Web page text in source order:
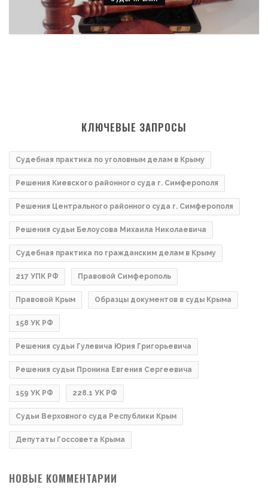
КЛЮЧЕВЫЕ ЗАПРОСЫ
Судебная практика по уголовным делам в Крыму
Решения Киевского районного суда г. Симферополя
Решения Центрального районного суда г. Симферополя
Решения судьи Белоусова Михаила Николаевича
Судебная практика по гражданским делам в Крыму
217 УПК РФ Правовой Симферополь
Правовой Крым Образцы документов в суды Крыма
158 УК РФ
Решения судьи Гулевича Юрия Григорьевича
Решения судьи Пронина Евгения Сергеевича
159 УК РФ 228.1 УК РФ
Судьи Верховного суда Республики Крым
Депутаты Госсовета Крыма
НОВЫЕ КОММЕНТАРИИ